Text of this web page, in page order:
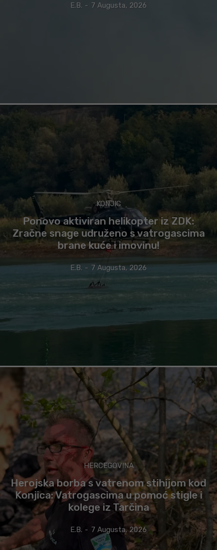
E.B. - 7 Augusta, 2026
KONJIC
Ponovo aktiviran helikopter iz ZDK:
Zračne snage udruženo s vatrogascima
brane kuće i imovinu!
E.B. - 7 Augusta, 2026
HERCEGOVINA
Herojska borba s vatrenom stihijom kod
Konjica: Vatrogascima u pomoć stigle i
kolege iz Tarčina
E.B. - 7 Augusta, 2026